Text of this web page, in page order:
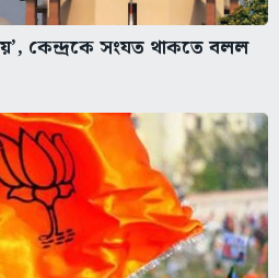
কেন্দ্রকে সংযত থাকতে বলল